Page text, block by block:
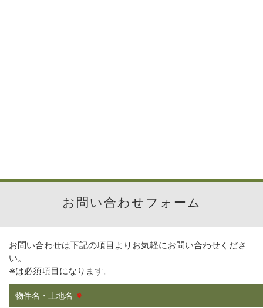
お問い合わせフォーム
お問い合わせは下記の項目よりお気軽にお問い合わせくださ
い。
※は必須項目になります。
物件名・土地名 ※